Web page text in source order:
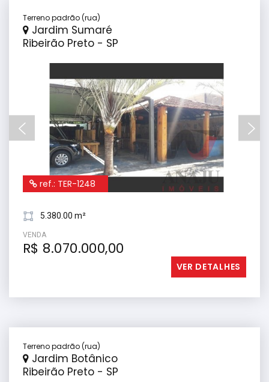
Terreno padrão (rua)
Jardim Sumaré
Ribeirão Preto - SP
ref.: TER-1248
5.380.00 m²
VENDA
R$ 8.070.000,00
VER DETALHES
Terreno padrão (rua)
Jardim Botânico
Ribeirão Preto - SP